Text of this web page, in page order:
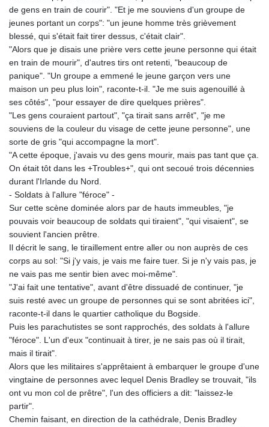
de gens en train de courir". "Et je me souviens d'un groupe de
jeunes portant un corps": "un jeune homme très grièvement
blessé, qui s'était fait tirer dessus, c'était clair".
"Alors que je disais une prière vers cette jeune personne qui était
en train de mourir", d'autres tirs ont retenti, "beaucoup de
panique". "Un groupe a emmené le jeune garçon vers une
maison un peu plus loin", raconte-t-il. "Je me suis agenouillé à
ses côtés", "pour essayer de dire quelques prières".
"Les gens couraient partout", "ça tirait sans arrêt", "je me
souviens de la couleur du visage de cette jeune personne", une
sorte de gris "qui accompagne la mort".
"A cette époque, j'avais vu des gens mourir, mais pas tant que ça.
On était tôt dans les +Troubles+", qui ont secoué trois décennies
durant l'Irlande du Nord.
- Soldats à l'allure "féroce" -
Sur cette scène dominée alors par de hauts immeubles, "je
pouvais voir beaucoup de soldats qui tiraient", "qui visaient", se
souvient l'ancien prêtre.
Il décrit le sang, le tiraillement entre aller ou non auprès de ces
corps au sol: "Si j'y vais, je vais me faire tuer. Si je n'y vais pas, je
ne vais pas me sentir bien avec moi-même".
"J'ai fait une tentative", avant d'être dissuadé de continuer, "je
suis resté avec un groupe de personnes qui se sont abritées ici",
raconte-t-il dans le quartier catholique du Bogside.
Puis les parachutistes se sont rapprochés, des soldats à l'allure
"féroce". L'un d'eux "continuait à tirer, je ne sais pas où il tirait,
mais il tirait".
Alors que les militaires s'apprêtaient à embarquer le groupe d'une
vingtaine de personnes avec lequel Denis Bradley se trouvait, "ils
ont vu mon col de prêtre", l'un des officiers a dit: "laissez-le
partir".
Chemin faisant, en direction de la cathédrale, Denis Bradley